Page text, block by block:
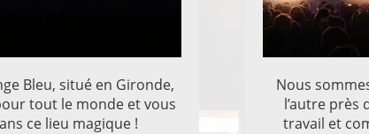
Bleu, situé en Gironde,
tout le monde et vous
ce lieu magique !
Nous
l’autre
travail et